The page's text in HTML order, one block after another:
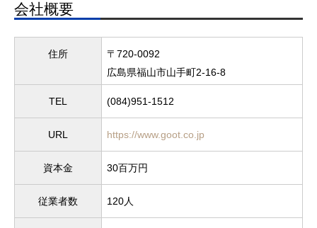
会社概要
住所
〒720-0092
広島県福山市山手町2-16-8
TEL (084)951-1512
URL https://www.goot.co.jp
資本金 30百万円
従業者数 120人